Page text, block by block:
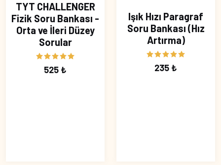
TYT CHALLENGER
Fizik Soru Bankası -
Orta ve İleri Düzey
Sorular
525 ₺
Işık Hızı Paragraf
Soru Bankası (Hız
Artırma)
235 ₺